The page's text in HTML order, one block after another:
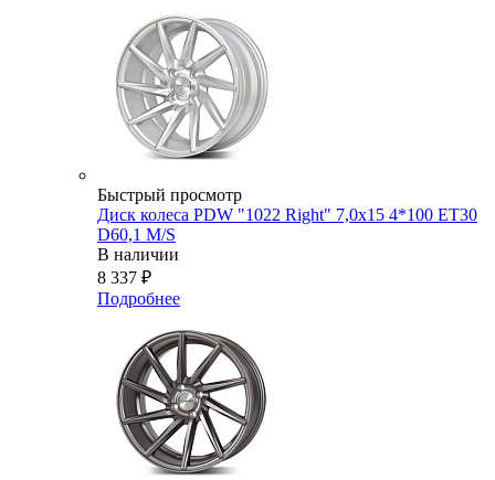
Быстрый просмотр
Диск колеса PDW "1022 Right" 7,0x15 4*100 ET30
D60,1 M/S
В наличии
8 337 ₽
Подробнее